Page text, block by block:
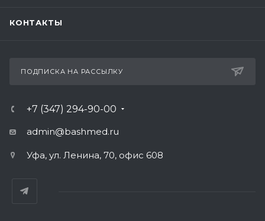
КОНТАКТЫ
ПОДПИСКА НА РАССЫЛКУ
+7 (347) 294-90-00
admin@bashmed.ru
Уфа, ул. Ленина, 70, офис 608